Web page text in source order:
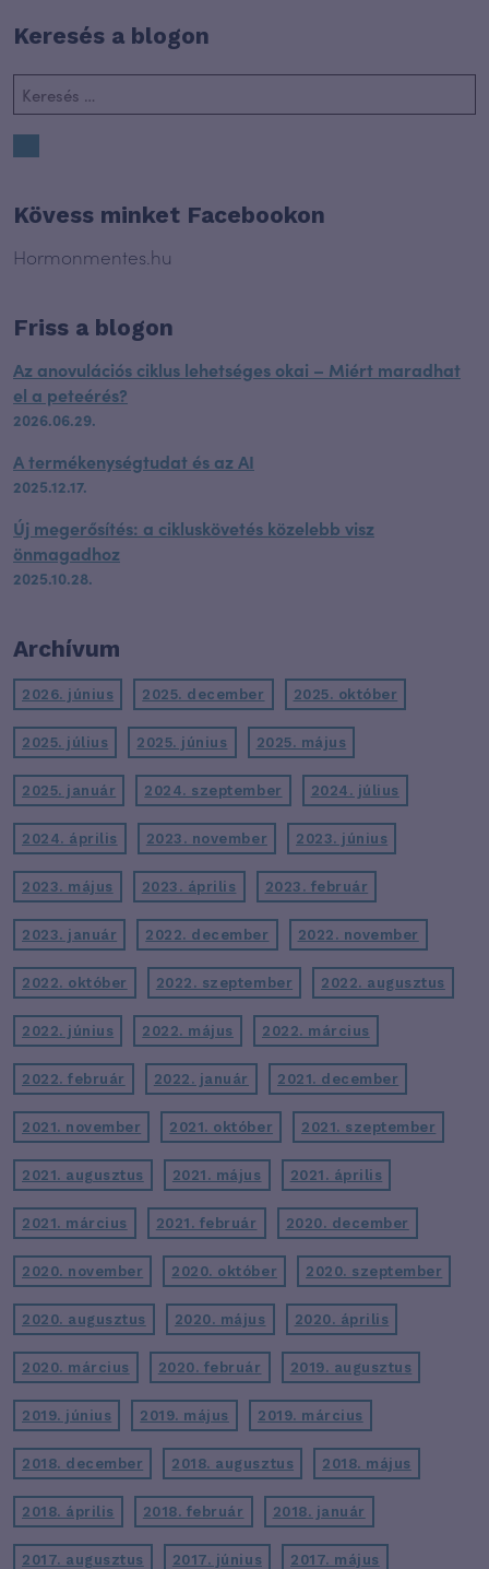
Keresés a blogon
Kövess minket Facebookon
Hormonmentes.hu
Friss a blogon
Az anovulációs ciklus lehetséges okai – Miért maradhat
el a peteérés?
2026.06.29.
A termékenységtudat és az AI
2025.12.17.
Új megerősítés: a cikluskövetés közelebb visz
önmagadhoz
2025.10.28.
Archívum
2026. június 2025. december 2025. október
2025. július 2025. június 2025. május
2025. január 2024. szeptember 2024. július
2024. április 2023. november 2023. június
2023. május 2023. április 2023. február
2023. január 2022. december 2022. november
2022. október 2022. szeptember 2022. augusztus
2022. június 2022. május 2022. március
2022. február 2022. január 2021. december
2021. november 2021. október 2021. szeptember
2021. augusztus 2021. május 2021. április
2021. március 2021. február 2020. december
2020. november 2020. október 2020. szeptember
2020. augusztus 2020. május 2020. április
2020. március 2020. február 2019. augusztus
2019. június 2019. május 2019. március
2018. december 2018. augusztus 2018. május
2018. április 2018. február 2018. január
2017. augusztus 2017. június 2017. május